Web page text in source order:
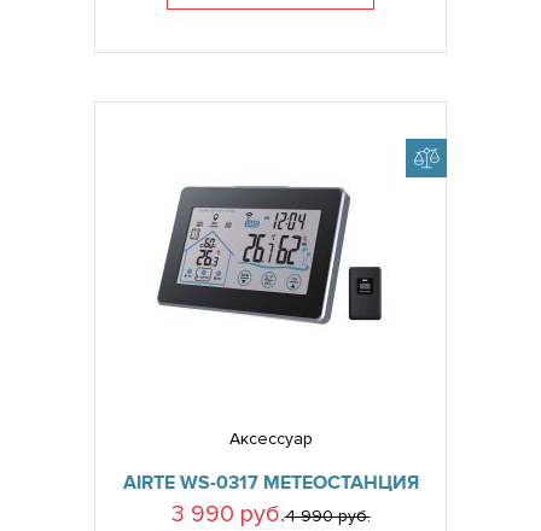
Аксессуар
AIRTE WS-0317 МЕТЕОСТАНЦИЯ
3 990 руб.4 990 руб.